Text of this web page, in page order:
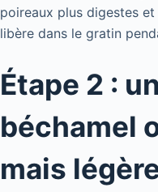
poireaux plus digestes et
libère dans le gratin
Étape 2 :
béchamel
mais